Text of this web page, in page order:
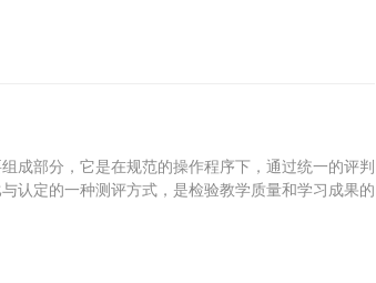
识和竞争意识，对促进参加考级人员的全面发展具有
成部分，它是在规范的操作程序下，通过统一的评判
认定的一种测评方式，是检验教学质量和学习成果的
竞争意识，对促进参加考级人员的全面发展具有十分